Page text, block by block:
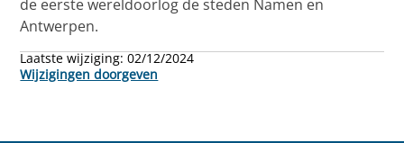
de eerste wereldoorlog de steden Namen en
Antwerpen.
Laatste wijziging:02/12/2024
Wijzigingen doorgeven